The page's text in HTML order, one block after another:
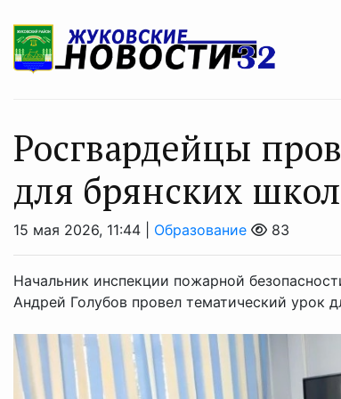
Росгвардейцы
для брянских
15 мая 2026, 11:44 | Образование 83
Начальник инспекции пожарной
Андрей Голубов провел тематический урок